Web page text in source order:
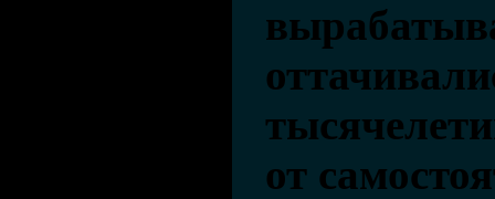
от